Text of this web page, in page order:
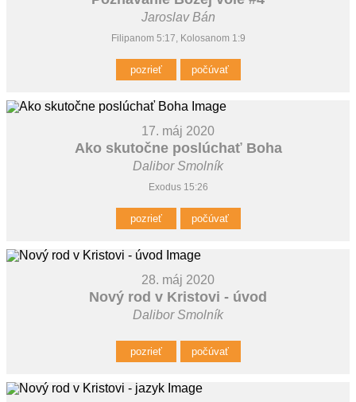
Jaroslav Bán
Filipanom 5:17, Kolosanom 1:9
pozrieť počúvať
17. máj 2020
Ako skutočne poslúchať Boha
Dalibor Smolník
Exodus 15:26
pozrieť počúvať
28. máj 2020
Nový rod v Kristovi - úvod
Dalibor Smolník
pozrieť počúvať